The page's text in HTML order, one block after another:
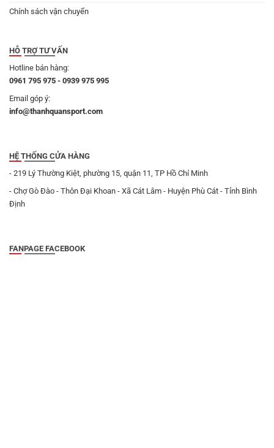
Chính sách vận chuyển
HỖ TRỢ TƯ VẤN
Hotline bán hàng:
0961 795 975 - 0939 975 995
Email góp ý:
info@thanhquansport.com
HỆ THỐNG CỬA HÀNG
- 219 Lý Thường Kiệt, phường 15, quận 11, TP Hồ Chí Minh
- Chợ Gò Đào - Thôn Đại Khoan - Xã Cát Lâm - Huyện Phù Cát - Tỉnh Bình
Định
FANPAGE FACEBOOK